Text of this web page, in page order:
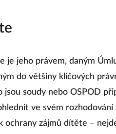
je jeho právem, daným
do většiny klíčových
jsou soudy nebo OSPOD
ve svém
ochrany zájmů dítěte –